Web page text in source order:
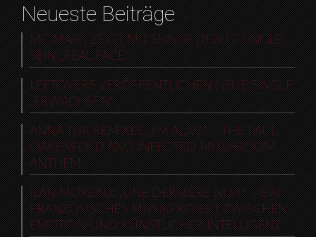
Neueste Beiträge
MC MARS ZEIGT MIT SEINER DEBUT-SINGLE
SEIN „REAL FACE“
LEFTOVERS VERÖFFENTLICHEN NEUE SINGLE
„ERWACHSEN“
ANNA TUR REMIXES „I’M ALIVE“ – THE PAUL
OAKENFOLD AND INFECTED MUSHROOM
ANTHEM
ILAN MOREAU: „UNE DERNIÈRE NUIT“ – EIN
FRANZÖSISCHES MUSIKPROJEKT ZWISCHEN
EMOTION UND KÜNSTLICHER INTELLIGENZ